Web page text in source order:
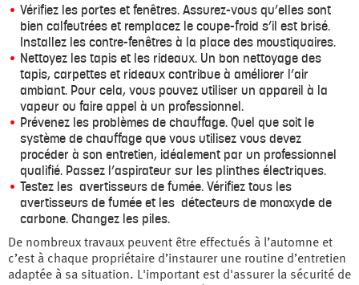
Vérifiez les portes et fenêtres. Assurez-vous qu’elles sont
bien calfeutrées et remplacez le coupe-froid s’il est brisé.
Installez les contre-fenêtres à la place des moustiquaires.
Nettoyez les tapis et les rideaux. Un bon nettoyage des
tapis, carpettes et rideaux contribue à améliorer l’air
ambiant. Pour cela, vous pouvez utiliser un appareil à la
vapeur ou faire appel à un professionnel.
Prévenez les problèmes de chauffage. Quel que soit le
système de chauffage que vous utilisez vous devez
procéder à son entretien, idéalement par un professionnel
qualifié. Passez l’aspirateur sur les plinthes électriques.
Testez les avertisseurs de fumée. Vérifiez tous les
avertisseurs de fumée et les détecteurs de monoxyde de
carbone. Changez les piles.
De nombreux travaux peuvent être effectués à l’automne et
c’est à chaque propriétaire d’instaurer une routine d’entretien
adaptée à sa situation. L'important est d'assurer la sécurité de